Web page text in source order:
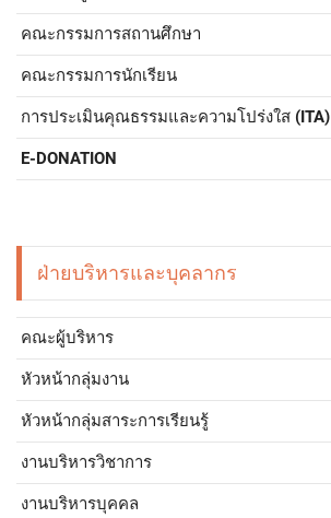
คณะกรรมการสถานศึกษา
คณะกรรมการนักเรียน
การประเมินคุณธรรมและความโปร่งใส (ITA)
E-DONATION
ฝ่ายบริหารและบุคลากร
คณะผู้บริหาร
หัวหน้ากลุ่มงาน
หัวหน้ากลุ่มสาระการเรียนรู้
งานบริหารวิชาการ
งานบริหารบุคคล